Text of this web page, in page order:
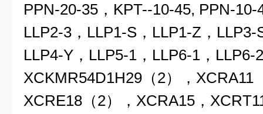
PPN-20-35 ，KPT--10-45, PPN-
LLP2-3，LLP1-S， LLP1-Z ，
LLP4-Y，LLP5-1，LLP6-1， LLP6-2
XCKMR54D1H29（2），XCRA11
XCRE18（2），XCRA15，